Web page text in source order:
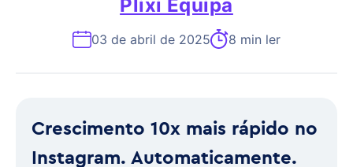
Plixi Equipa
03 de abril de 2025 8 min ler
Crescimento 10x mais rápido no
Instagram. Automaticamente.